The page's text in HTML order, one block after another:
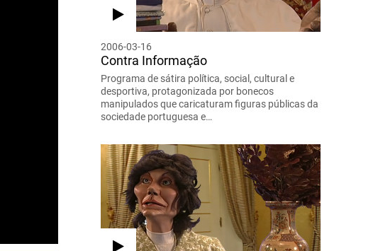
2006-03-16
Contra Informação
Programa de sátira política, social, cultural e
desportiva, protagonizada por bonecos
manipulados que caricaturam figuras públicas da
sociedade portuguesa e…